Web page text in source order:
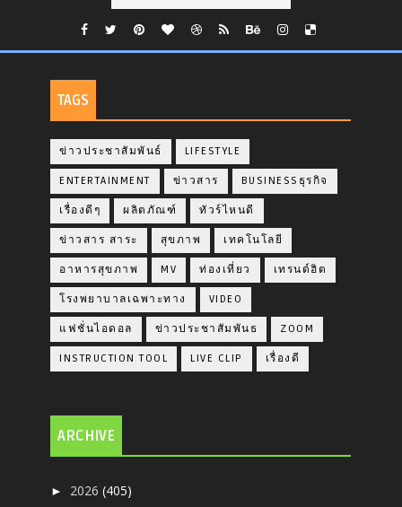
TAGS
ข่าวประชาสัมพันธ์ LIFESTYLE
ENTERTAINMENT ข่าวสาร BUSINESSธุรกิจ
เรื่องดีๆ ผลิตภัณฑ์ ทัวร์ไหนดี
ข่าวสาร สาระ สุขภาพ เทคโนโลยี
อาหารสุขภาพ MV ท่องเที่ยว เทรนด์ฮิต
โรงพยาบาลเฉพาะทาง VIDEO
แฟชั่นไอดอล ข่าวประชาสัมพันธ ZOOM
INSTRUCTION TOOL LIVE CLIP เรื่องดี
ARCHIVE
► 2026(405)